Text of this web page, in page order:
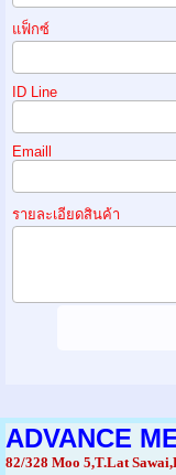
แฟ็กซ์
ID Line
Emaill
รายละเอียดสินค้า
ADVANCE
82/328 Moo 5,T.Lat